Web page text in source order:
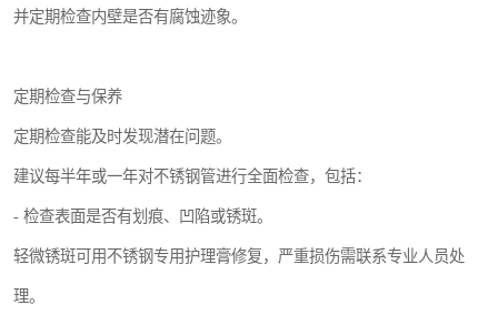
并定期检查内壁是否有腐蚀迹象。
定期检查与保养
定期检查能及时发现潜在问题。
建议每半年或一年对不锈钢管进行全面检查，包括：
- 检查表面是否有划痕、凹陷或锈斑。
轻微锈斑可用不锈钢专用护理膏修复，严重损伤需联系专业人员处
理。